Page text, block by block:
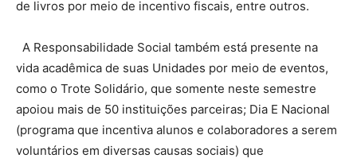
de livros por meio de incentivo fiscais, entre outros.
A Responsabilidade Social também está presente na
vida acadêmica de suas Unidades por meio de eventos,
como o Trote Solidário, que somente neste semestre
apoiou mais de 50 instituições parceiras; Dia E Nacional
(programa que incentiva alunos e colaboradores a serem
voluntários em diversas causas sociais) que